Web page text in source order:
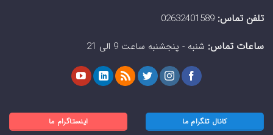
تلفن تماس: 02632401589
ساعات تماس: شنبه - پنجشنبه ساعت 9 الی 21
کانال تلگرام ما اینستاگرام ما